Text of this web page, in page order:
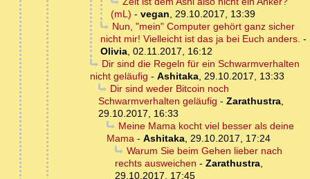
(mL) - vegan, 29.10.2017, 13:39
Nun, "mein" Computer gehört ganz sicher
nicht mir! Vielleicht ist das ja bei Euch anders. -
Olivia, 02.11.2017, 16:12
Dir sind die Regeln für ein Schwarmverhalten
nicht geläufig - Ashitaka, 29.10.2017, 13:33
Dir sind weder Bitcoin noch
Schwarmverhalten geläufig - Zarathustra,
29.10.2017, 16:33
Meine Mama kocht viel besser als deine
Mama - Ashitaka, 29.10.2017, 17:24
Warum Sie beim Gehen lieber nach
rechts ausweichen - Zarathustra,
29.10.2017, 17:45